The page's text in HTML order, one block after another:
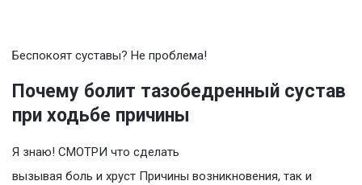
Беспокоят суставы? Не проблема!
Почему болит тазобедренный сустав
при ходьбе причины
Я знаю! СМОТРИ что сделать
вызывая боль и хруст Причины возникновения, так и